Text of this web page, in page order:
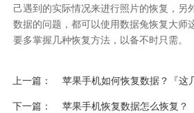
己遇到的实际情况来进行照片的恢复，另
数据的问题，都可以使用数据兔恢复大师
要多掌握几种恢复方法，以备不时只需。
上一篇
苹果手机如何恢复数据？『这
下一篇
苹果手机恢复数据怎么恢复？